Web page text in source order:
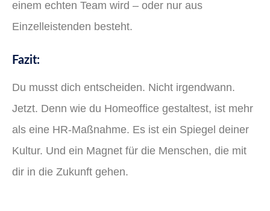
einem echten Team wird – oder nur aus
Einzelleistenden besteht.
Fazit:
Du musst dich entscheiden. Nicht irgendwann.
Jetzt. Denn wie du Homeoffice gestaltest, ist mehr
als eine HR-Maßnahme. Es ist ein Spiegel deiner
Kultur. Und ein Magnet für die Menschen, die mit
dir in die Zukunft gehen.